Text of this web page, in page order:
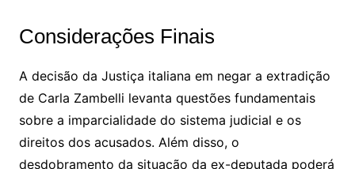
Considerações Finais
A decisão da Justiça italiana em negar a extradição
de Carla Zambelli levanta questões fundamentais
sobre a imparcialidade do sistema judicial e os
direitos dos acusados. Além disso, o
desdobramento da situação da ex-deputada poderá